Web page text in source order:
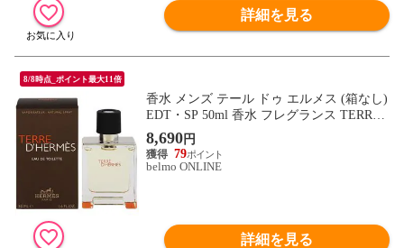
詳細を見る
8/8時点_ポイント最大11倍
香水 メンズ テール ドゥ エルメス (箱なし)
EDT・SP 50ml 香水 フレグランス TERRE
D HERMES 新品 未使用
8,690円
79
belmo ONLINE
詳細を見る